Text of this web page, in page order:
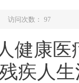
访问次数： 97
健康
疾人